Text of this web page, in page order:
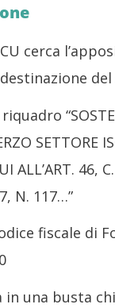
cerca
del
SETTORE
ALL’ART. 46,
N. 117…”
fiscale di
in una busta